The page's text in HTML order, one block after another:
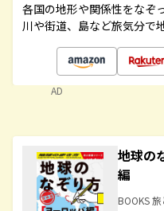
各国の地形や関係性をなぞ
川や街道、島など旅気分で
AD
地球の
編
BOOKS